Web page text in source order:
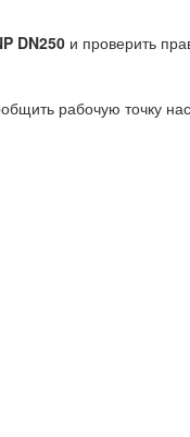
DN250 и проверить
рабочую точку